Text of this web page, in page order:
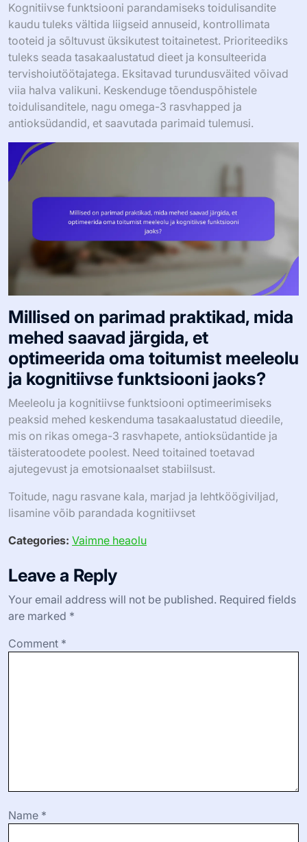
Kognitiivse funktsiooni parandamiseks toidulisandite
kaudu tuleks vältida liigseid annuseid, kontrollimata
tooteid ja sõltuvust üksikutest toitainetest. Prioriteediks
tuleks seada tasakaalustatud dieet ja konsulteerida
tervishoiutöötajatega. Eksitavad turundusväited võivad
viia halva valikuni. Keskenduge tõenduspõhistele
toidulisanditele, nagu omega-3 rasvhapped ja
antioksüdandid, et saavutada parimaid tulemusi.
Millised on parimad praktikad, mida
mehed saavad järgida, et
optimeerida oma toitumist meeleolu
ja kognitiivse funktsiooni jaoks?
Meeleolu ja kognitiivse funktsiooni optimeerimiseks
peaksid mehed keskenduma tasakaalustatud dieedile,
mis on rikas omega-3 rasvhapete, antioksüdantide ja
täisteratoodete poolest. Need toitained toetavad
ajutegevust ja emotsionaalset stabiilsust.
Toitude, nagu rasvane kala, marjad ja lehtköögiviljad,
lisamine võib parandada kognitiivset
Categories: Vaimne heaolu
Leave a Reply
Your email address will not be published. Required fields
are marked *
Comment *
Name *